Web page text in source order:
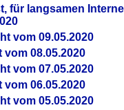
für langsamen
vom 09.05.2020
08.05.2020
vom 07.05.2020
06.05.2020
vom 05.05.2020